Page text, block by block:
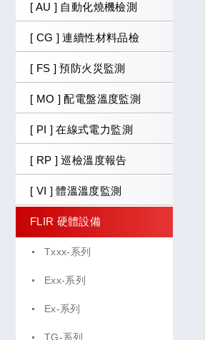
[ AU ] 自動化燒機檢測
[ CG ] 連續性材料品檢
[ FS ] 預防火災監測
[ MO ] 配電盤溫度監測
[ PI ] 在線式電力監測
[ RP ] 巡檢溫度報告
[ VI ] 體溫溫度監測
FLIR 硬體設備
Txxx-系列
Exx-系列
Ex-系列
TG-系列